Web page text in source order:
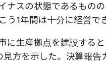
ナスの状態であるもの
1年間は十分に経営で
に生産拠点を建設する
方を示した。決算報